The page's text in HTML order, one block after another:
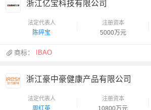
浙江亿宝科技有限公司
法定代表人
陈碎宝
注册资本
5000万元
商标： IBAO
浙江豪中豪健康产品有限公司
法定代表人 注册资本